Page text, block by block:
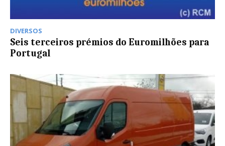
DIVERSOS
Seis terceiros prémios do Euromilhões para
Portugal